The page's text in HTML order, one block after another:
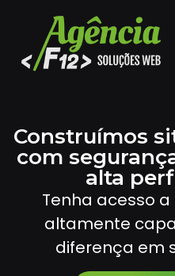
Construímos
com
alta
Tenha acesso
altamente
diferença em